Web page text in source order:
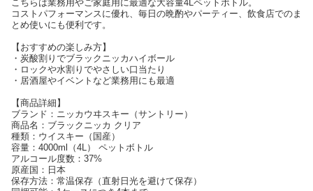
こちらは業務用やご家庭用に最適な大容量4Lペットボトル。
コストパフォーマンスに優れ、毎日の晩酌やパーティー、飲食店でのま
とめ使いにも便利です。
【おすすめの楽しみ方】
・炭酸割りでブラックニッカハイボール
・ロックや水割りでやさしい口当たり
・居酒屋やイベントなど業務用にも最適
【商品詳細】
ブランド：ニッカウヰスキー（サントリー）
商品名：ブラックニッカ クリア
種類：ウイスキー（国産）
容量：4000ml（4L） ペットボトル
アルコール度数：37%
原産国：日本
保存方法：常温保存（直射日光を避けて保存）